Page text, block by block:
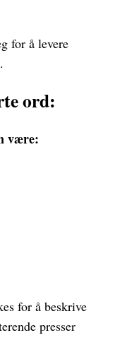
for å levere
ord:
være:
for å beskrive
presser